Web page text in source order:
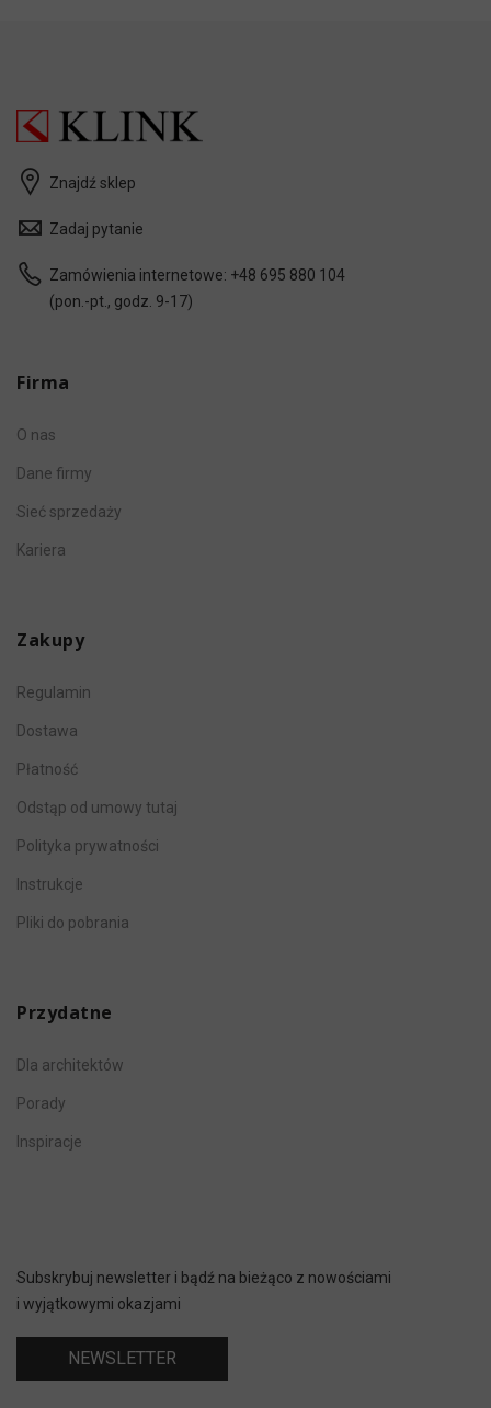
Znajdź sklep
Zadaj pytanie
Zamówienia internetowe: +48 695 880 104
(pon.-pt., godz. 9-17)
Firma
O nas
Dane firmy
Sieć sprzedaży
Kariera
Zakupy
Regulamin
Dostawa
Płatność
Odstąp od umowy tutaj
Polityka prywatności
Instrukcje
Pliki do pobrania
Przydatne
Dla architektów
Porady
Inspiracje
Subskrybuj newsletter i bądź na bieżąco z nowościami
i wyjątkowymi okazjami
NEWSLETTER